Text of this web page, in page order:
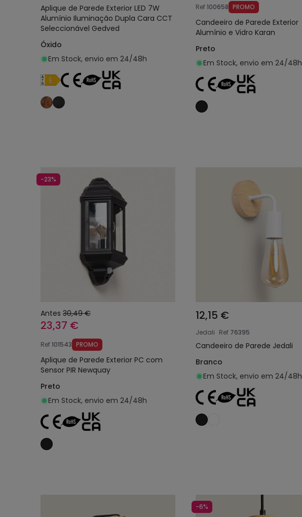
Aplique de Parede Exterior LED 7W
Alumínio Iluminação Dupla Cara CCT
Seleccionável Gedved
Óxido
Em Stock, envio em 24/48h
Ref100658 PROMO
Candeeiro de Parede Exterior
Alumínio e Vidro Karan
Preto
Em Stock, envio em 24/48h
-23%
Antes 30,49 €
23,37 €
Ref101543 PROMO
Aplique de Parede Exterior PC com
Sensor PIR Newquay
Preto
Em Stock, envio em 24/48h
12,15 €
Jedali Ref 76395
Candeeiro de Parede Jedali
Branco
Em Stock, envio em 24/48h
-6%